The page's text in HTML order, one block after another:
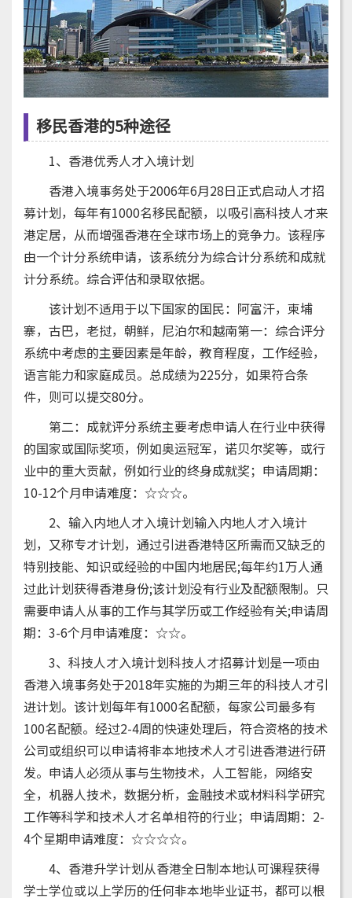
移民香港的5种途径
1、香港优秀人才入境计划
香港入境事务处于2006年6月28日正式启动人才招
募计划，每年有1000名移民配额，以吸引高科技人才来
港定居，从而增强香港在全球市场上的竞争力。该程序
由一个计分系统申请，该系统分为综合计分系统和成就
计分系统。综合评估和录取依据。
该计划不适用于以下国家的国民：阿富汗，柬埔
寨，古巴，老挝，朝鲜，尼泊尔和越南第一：综合评分
系统中考虑的主要因素是年龄，教育程度，工作经验，
语言能力和家庭成员。总成绩为225分，如果符合条
件，则可以提交80分。
第二：成就评分系统主要考虑申请人在行业中获得
的国家或国际奖项，例如奥运冠军，诺贝尔奖等，或行
业中的重大贡献，例如行业的终身成就奖；申请周期：
10-12个月申请难度：☆☆☆。
2、输入内地人才入境计划输入内地人才入境计
划，又称专才计划，通过引进香港特区所需而又缺乏的
特别技能、知识或经验的中国内地居民;每年约1万人通
过此计划获得香港身份;该计划没有行业及配额限制。只
需要申请人从事的工作与其学历或工作经验有关;申请周
期：3-6个月申请难度：☆☆。
3、科技人才入境计划科技人才招募计划是一项由
香港入境事务处于2018年实施的为期三年的科技人才引
进计划。该计划每年有1000名配额，每家公司最多有
100名配额。经过2-4周的快速处理后，符合资格的技术
公司或组织可以申请将非本地技术人才引进香港进行研
发。申请人必须从事与生物技术，人工智能，网络安
全，机器人技术，数据分析，金融技术或材料科学研究
工作等科学和技术人才名单相符的行业；申请周期：2-
4个星期申请难度：☆☆☆☆。
4、香港升学计划从香港全日制本地认可课程获得
学士学位或以上学历的任何非本地毕业证书，都可以根